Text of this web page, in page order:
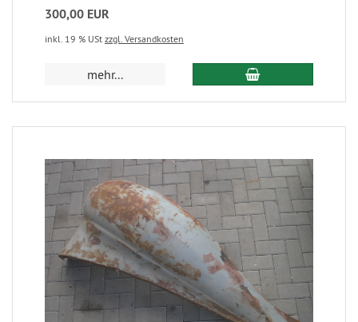
300,00 EUR
inkl. 19 % USt zzgl. Versandkosten
mehr...